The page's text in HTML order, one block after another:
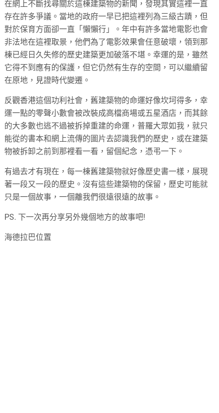
在網上不斷找尋關於這棟建築物的新聞，發現其實這裡一直
存在許多爭議。當地的政府一早已把這裡列為三級古蹟，但
對於保育方面卻一直「懶懶行」。年中有許多當地電影也會
非法地在這裡取景，他們為了電影效果會任意破壞，領到那
棟已經日久失修的歷史建築更加破落不堪。幸運的是，雖然
它得不到應有的保護，但它仍然有生存的空間，可以繼續留
在原地，見證時代變遷。
反觀香港這個功利社會，舊建築物的命運好像坎坷得多，幸
運一點的零聲小數會被改裝成高檔商場或五星酒店，而其餘
的大多數也逃不過被拆掉重建的命運，普羅大眾如我，就只
能從的書本和網上流傳的圖片去認識我們的歷史，或在建築
物被拆卸之前到那裡看一看，留個紀念，憑弔一下。
有過去才有現在，每一棟舊建築物就好像歷史書一樣，展現
著一段又一段的歷史。沒有這些建築物的保留，歷史可能就
只是一個故事，一個離我們很遠很遠的故事。
PS. 下一次再分享另外幾個地方的故事吧!
海德拉巴位置